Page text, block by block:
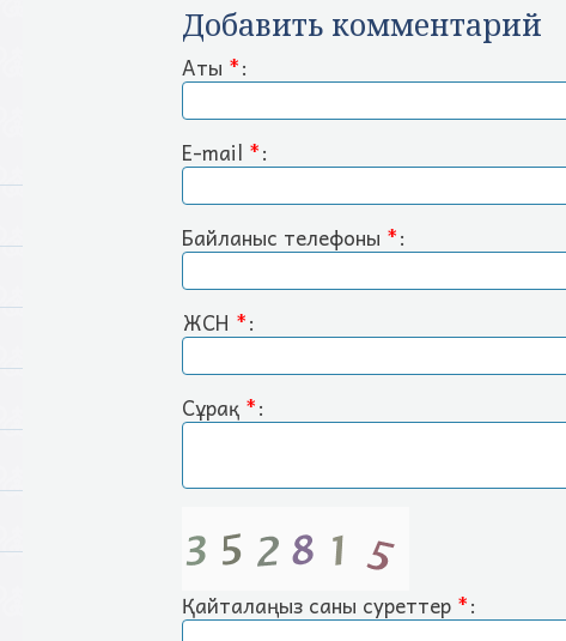
Добавить комментарий
Аты *:
E-mail *:
Байланыс телефоны *:
ЖСН *:
Сұрақ *:
Қайталаңыз саны суреттер *: